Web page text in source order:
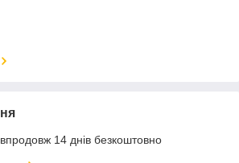
14 днів безкоштовно